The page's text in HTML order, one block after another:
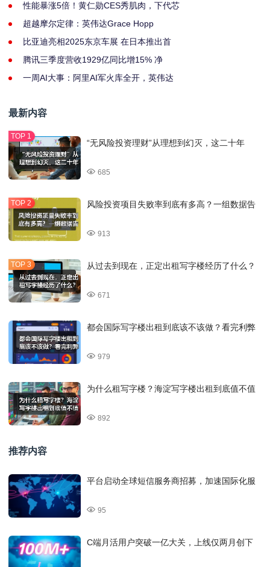
性能暴涨5倍！黄仁勋CES秀肌肉，下代芯
超越摩尔定律：英伟达Grace Hopp
比亚迪亮相2025东京车展 在日本推出首
腾讯三季度营收1929亿同比增15% 净
一周AI大事：阿里AI军火库全开，英伟达
最新内容
“无风险投资理财”从理想到幻灭，这二十年
685
风险投资项目失败率到底有多高？一组数据告
913
从过去到现在，正定出租写字楼经历了什么？
671
都会国际写字楼出租到底该不该做？看完利弊
979
为什么租写字楼？海淀写字楼出租到底值不值
892
推荐内容
平台启动全球短信服务商招募，加速国际化服
95
C端月活用户突破一亿大关，上线仅两月创下